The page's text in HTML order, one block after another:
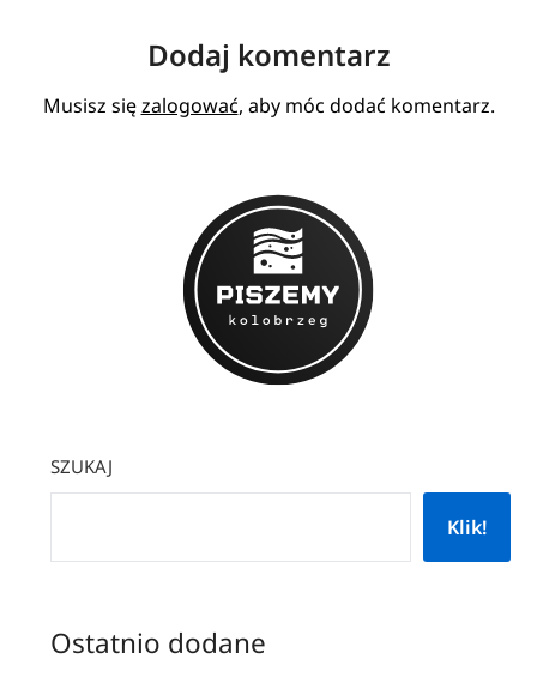
Dodaj komentarz
Musisz sięzalogować, aby móc dodać komentarz.
SZUKAJ
Klik!
Ostatnio dodane